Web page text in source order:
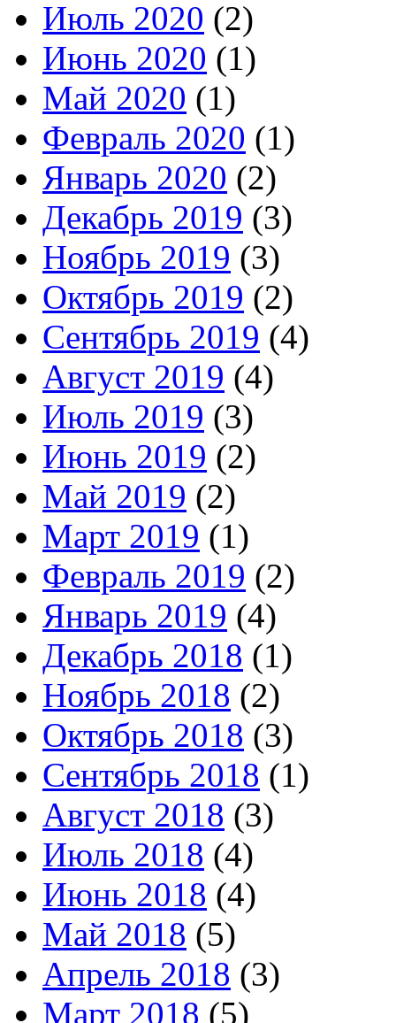
Июль 2020 (2)
Июнь 2020 (1)
Май 2020 (1)
Февраль 2020 (1)
Январь 2020 (2)
Декабрь 2019 (3)
Ноябрь 2019 (3)
Октябрь 2019 (2)
Сентябрь 2019 (4)
Август 2019 (4)
Июль 2019 (3)
Июнь 2019 (2)
Май 2019 (2)
Март 2019 (1)
Февраль 2019 (2)
Январь 2019 (4)
Декабрь 2018 (1)
Ноябрь 2018 (2)
Октябрь 2018 (3)
Сентябрь 2018 (1)
Август 2018 (3)
Июль 2018 (4)
Июнь 2018 (4)
Май 2018 (5)
Апрель 2018 (3)
Март 2018 (5)